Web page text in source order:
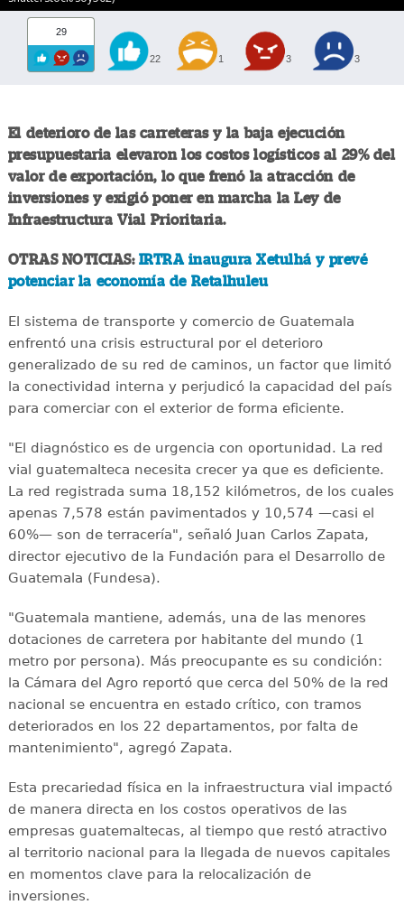
29
22 1 3 3
El deterioro de las carreteras y la baja ejecución
presupuestaria elevaron los costos logísticos al 29% del
valor de exportación, lo que frenó la atracción de
inversiones y exigió poner en marcha la Ley de
Infraestructura Vial Prioritaria.
OTRAS NOTICIAS:IRTRA inaugura Xetulhá y prevé
potenciar la economía de Retalhuleu
El sistema de transporte y comercio de Guatemala
enfrentó una crisis estructural por el deterioro
generalizado de su red de caminos, un factor que limitó
la conectividad interna y perjudicó la capacidad del país
para comerciar con el exterior de forma eficiente.
"El diagnóstico es de urgencia con oportunidad. La red
vial guatemalteca necesita crecer ya que es deficiente.
La red registrada suma 18,152 kilómetros, de los cuales
apenas 7,578 están pavimentados y 10,574 —casi el
60%— son de terracería", señaló Juan Carlos Zapata,
director ejecutivo de la Fundación para el Desarrollo de
Guatemala (Fundesa).
"Guatemala mantiene, además, una de las menores
dotaciones de carretera por habitante del mundo (1
metro por persona). Más preocupante es su condición:
la Cámara del Agro reportó que cerca del 50% de la red
nacional se encuentra en estado crítico, con tramos
deteriorados en los 22 departamentos, por falta de
mantenimiento", agregó Zapata.
Esta precariedad física en la infraestructura vial impactó
de manera directa en los costos operativos de las
empresas guatemaltecas, al tiempo que restó atractivo
al territorio nacional para la llegada de nuevos capitales
en momentos clave para la relocalización de
inversiones.